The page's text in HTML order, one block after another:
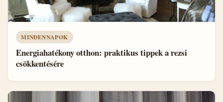
MINDENNAPOK
Energiahatékony otthon: praktikus tippek a rezsi
csökkentésére